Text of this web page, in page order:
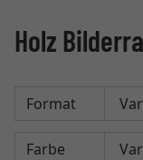
Holz
Format
Farbe